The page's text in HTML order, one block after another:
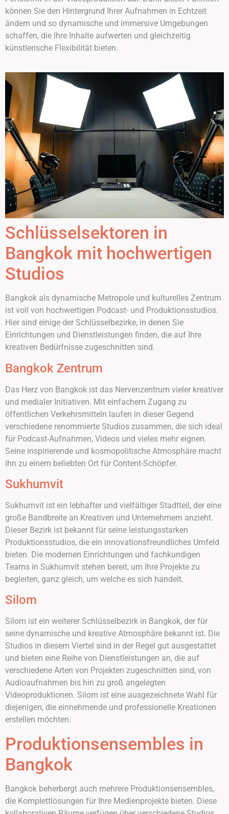
können Sie den Hintergrund Ihrer Aufnahmen in Echtzeit
ändern und so dynamische und immersive Umgebungen
schaffen, die Ihre Inhalte aufwerten und gleichzeitig
künstlerische Flexibilität bieten.
Schlüsselsektoren in
Bangkok mit hochwertigen
Studios
Bangkok als dynamische Metropole und kulturelles Zentrum
ist voll von hochwertigen Podcast- und Produktionsstudios.
Hier sind einige der Schlüsselbezirke, in denen Sie
Einrichtungen und Dienstleistungen finden, die auf Ihre
kreativen Bedürfnisse zugeschnitten sind.
Bangkok Zentrum
Das Herz von Bangkok ist das Nervenzentrum vieler kreativer
und medialer Initiativen. Mit einfachem Zugang zu
öffentlichen Verkehrsmitteln laufen in dieser Gegend
verschiedene renommierte Studios zusammen, die sich ideal
für Podcast-Aufnahmen, Videos und vieles mehr eignen.
Seine inspirierende und kosmopolitische Atmosphäre macht
ihn zu einem beliebten Ort für Content-Schöpfer.
Sukhumvit
Sukhumvit ist ein lebhafter und vielfältiger Stadtteil, der eine
große Bandbreite an Kreativen und Unternehmern anzieht.
Dieser Bezirk ist bekannt für seine leistungsstarken
Produktionsstudios, die ein innovationsfreundliches Umfeld
bieten. Die modernen Einrichtungen und fachkundigen
Teams in Sukhumvit stehen bereit, um Ihre Projekte zu
begleiten, ganz gleich, um welche es sich handelt.
Silom
Silom ist ein weiterer Schlüsselbezirk in Bangkok, der für
seine dynamische und kreative Atmosphäre bekannt ist. Die
Studios in diesem Viertel sind in der Regel gut ausgestattet
und bieten eine Reihe von Dienstleistungen an, die auf
verschiedene Arten von Projekten zugeschnitten sind, von
Audioaufnahmen bis hin zu groß angelegten
Videoproduktionen. Silom ist eine ausgezeichnete Wahl für
diejenigen, die einnehmende und professionelle Kreationen
erstellen möchten.
Produktionsensembles in
Bangkok
Bangkok beherbergt auch mehrere Produktionsensembles,
die Komplettlösungen für Ihre Medienprojekte bieten. Diese